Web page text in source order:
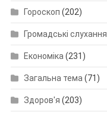
Гороскоп (202)
Громадські слухання
Економіка (231)
Загальна тема (71)
Здоров'я (203)